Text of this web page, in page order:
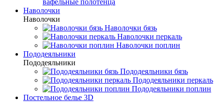
вафельные полотенца
Наволочки
Наволочки
Наволочки бязь
Наволочки перкаль
Наволочки поплин
Пододеяльники
Пододеяльники
Пододеяльники бязь
Пододеяльники перкаль
Пододеяльники поплин
Постельное белье 3D